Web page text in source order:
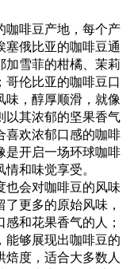
咖啡豆产地，每个产
塞俄比亚的咖啡豆通
加雪菲的柑橘、茉莉
哥伦比亚的咖啡豆口
味，醇厚顺滑，就像
以其浓郁的坚果香气
喜欢浓郁口感的咖啡
是开启一场环球咖啡
和味觉享受。
也会对咖啡豆的风味
更多的原始风味，
和花果香气的人；
能够展现出咖啡豆的
焙度，适合大多数人